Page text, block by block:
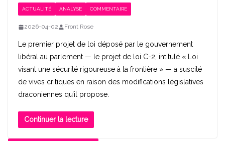
ACTUALITÉ ANALYSE COMMENTAIRE
2026-04-02 Front Rose
Le premier projet de loi déposé par le gouvernement
libéral au parlement — le projet de loi C-2, intitulé « Loi
visant une sécurité rigoureuse à la frontière » — a suscité
de vives critiques en raison des modifications législatives
draconiennes qu’il propose.
Continuer la lecture